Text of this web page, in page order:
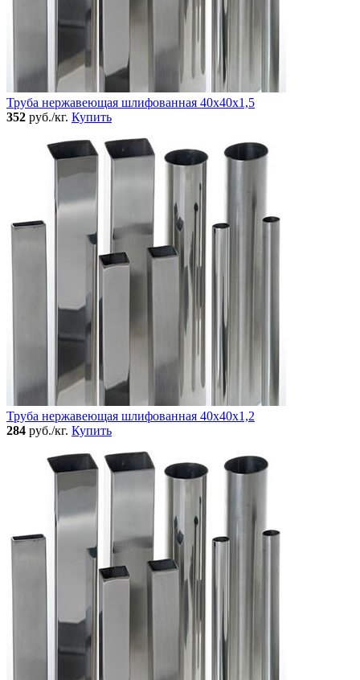
Труба нержавеющая шлифованная 40х40х1,5
352 руб./кг. Купить
Труба нержавеющая шлифованная 40х40х1,2
284 руб./кг. Купить